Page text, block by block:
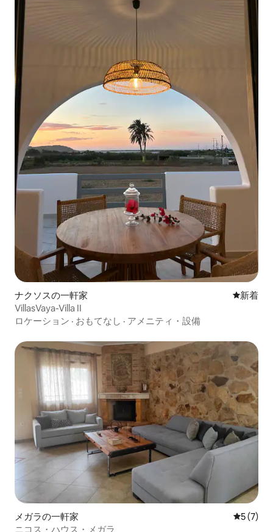
ナクソスの一軒家 新しい宿
新着
VillasVaya-Villa II
ロケーション · おもてなし · アメニティ・設備
メガラの一軒家 レビュー
5 (7)
ニコス・ハウス・メガラ